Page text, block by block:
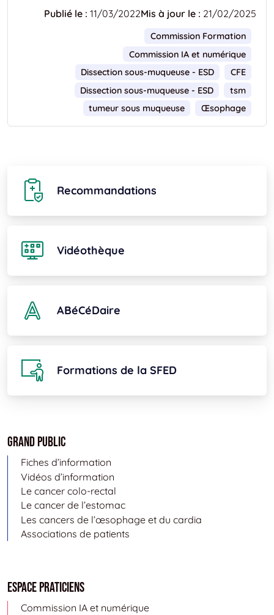
Publié le : 11/03/2022Mis à jour le : 21/02/2025
Commission Formation
Commission IA et numérique
Dissection sous-muqueuse - ESD
CFE
Dissection sous-muqueuse - ESD
tsm
tumeur sous muqueuse
Œsophage
Recommandations
Vidéothèque
ABéCéDaire
Formations de la SFED
Grand public
Fiches d’information
Vidéos d’information
Le cancer colo-rectal
Le cancer de l’estomac
Les cancers de l’œsophage et du cardia
Associations de patients
Espace Praticiens
Commission IA et numérique